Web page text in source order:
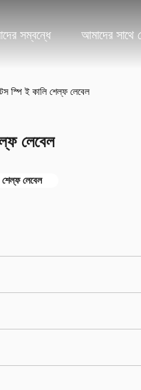
সম্বন্ধে আমাদের সাথে
ই কালি শেল্ফ লেবেল
লেবেল
শেল্ফ লেবেল